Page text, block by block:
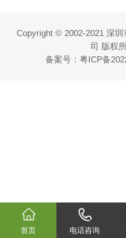
Copyright © 2002-2021 深
司 版权
备案号： 粤ICP备
首页 电话咨询